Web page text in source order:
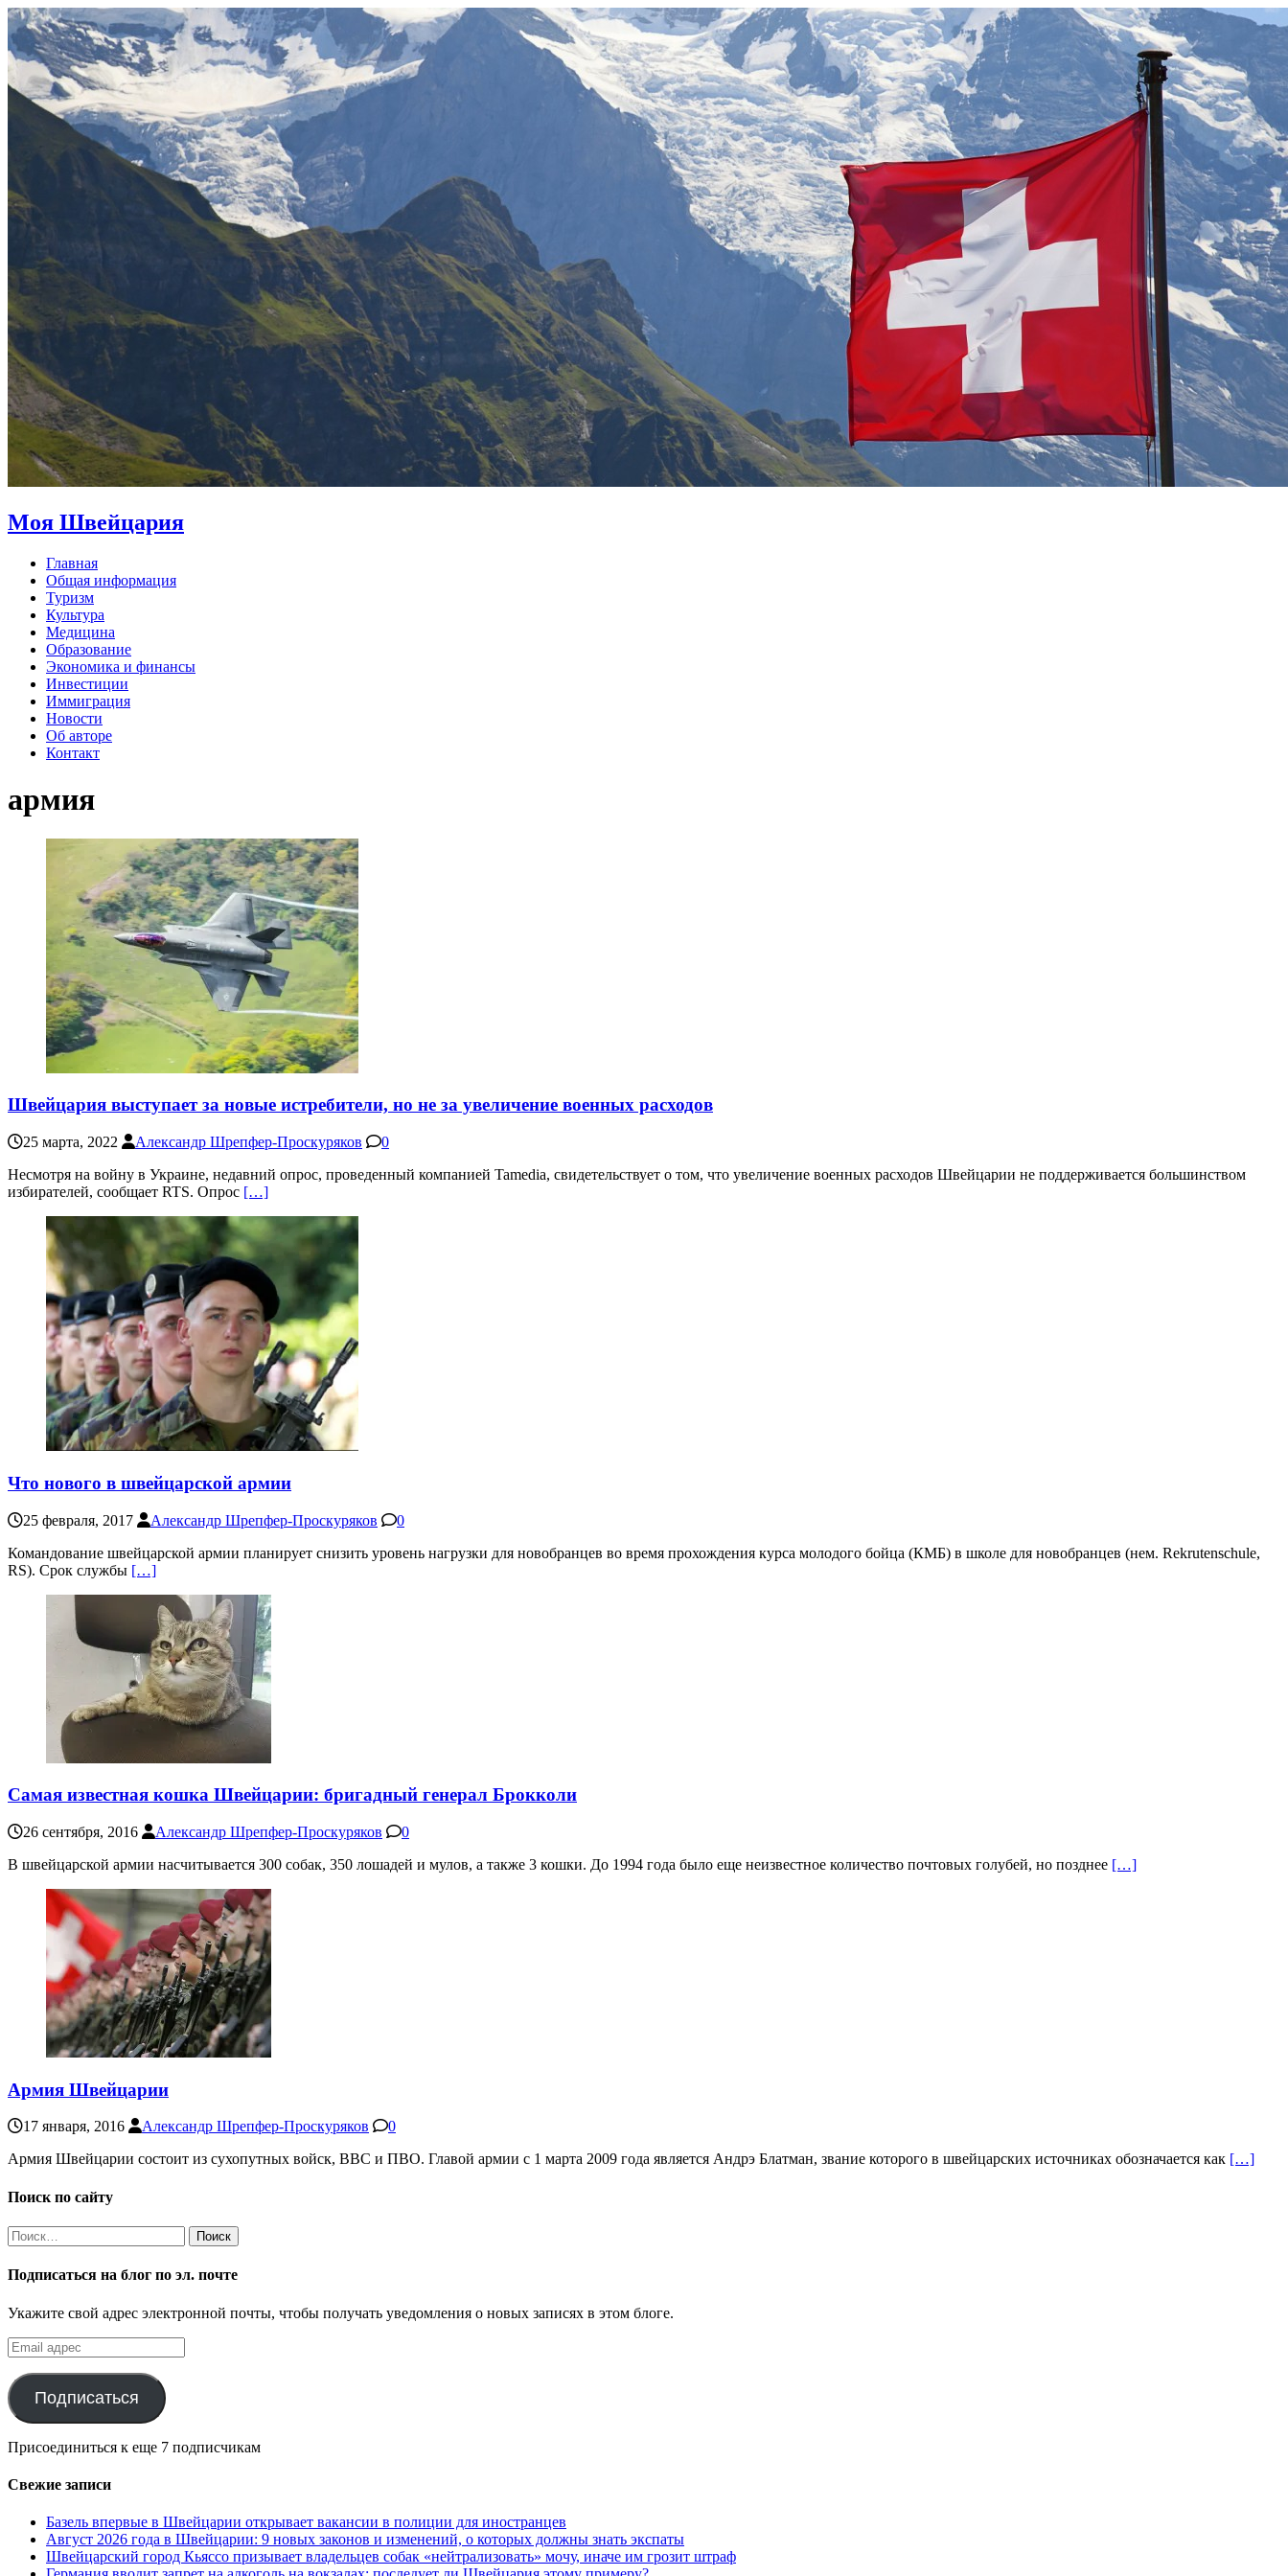
Моя Швейцария
Главная
Общая информация
Туризм
Культура
Медицина
Образование
Экономика и финансы
Инвестиции
Иммиграция
Новости
Об авторе
Контакт
армия
Швейцария выступает за новые истребители, но не за увеличение военных расходов
25 марта, 2022 Александр Шрепфер-Проскуряков
0
Несмотря на войну в Украине, недавний опрос, проведенный компанией Tamedia, свидетельствует о том, что увеличение военных расходов Швейцарии не поддерживается большинством
избирателей, сообщает RTS. Опрос […]
Что нового в швейцарской армии
25 февраля, 2017 Александр Шрепфер-Проскуряков
0
Командование швейцарской армии планирует снизить уровень нагрузки для новобранцев во время прохождения курса молодого бойца (КМБ) в школе для новобранцев (нем. Rekrutenschule,
RS). Срок службы […]
Самая известная кошка Швейцарии: бригадный генерал Брокколи
26 сентября, 2016 Александр Шрепфер-Проскуряков
0
В швейцарской армии насчитывается 300 собак, 350 лошадей и мулов, а также 3 кошки. До 1994 года было еще неизвестное количество почтовых голубей, но позднее […]
Армия Швейцарии
17 января, 2016 Александр Шрепфер-Проскуряков
0
Армия Швейцарии состоит из сухопутных войск, ВВС и ПВО. Главой армии с 1 марта 2009 года является Андрэ Блатман, звание которого в швейцарских источниках обозначается как […]
Поиск по сайту
Найти:
Подписаться на блог по эл. почте
Укажите свой адрес электронной почты, чтобы получать уведомления о новых записях в этом блоге.
Email
адрес
Подписаться
Присоединиться к еще 7 подписчикам
Свежие записи
Базель впервые в Швейцарии открывает вакансии в полиции для иностранцев
Август 2026 года в Швейцарии: 9 новых законов и изменений, о которых должны знать экспаты
Швейцарский город Кьяссо призывает владельцев собак «нейтрализовать» мочу, иначе им грозит штраф